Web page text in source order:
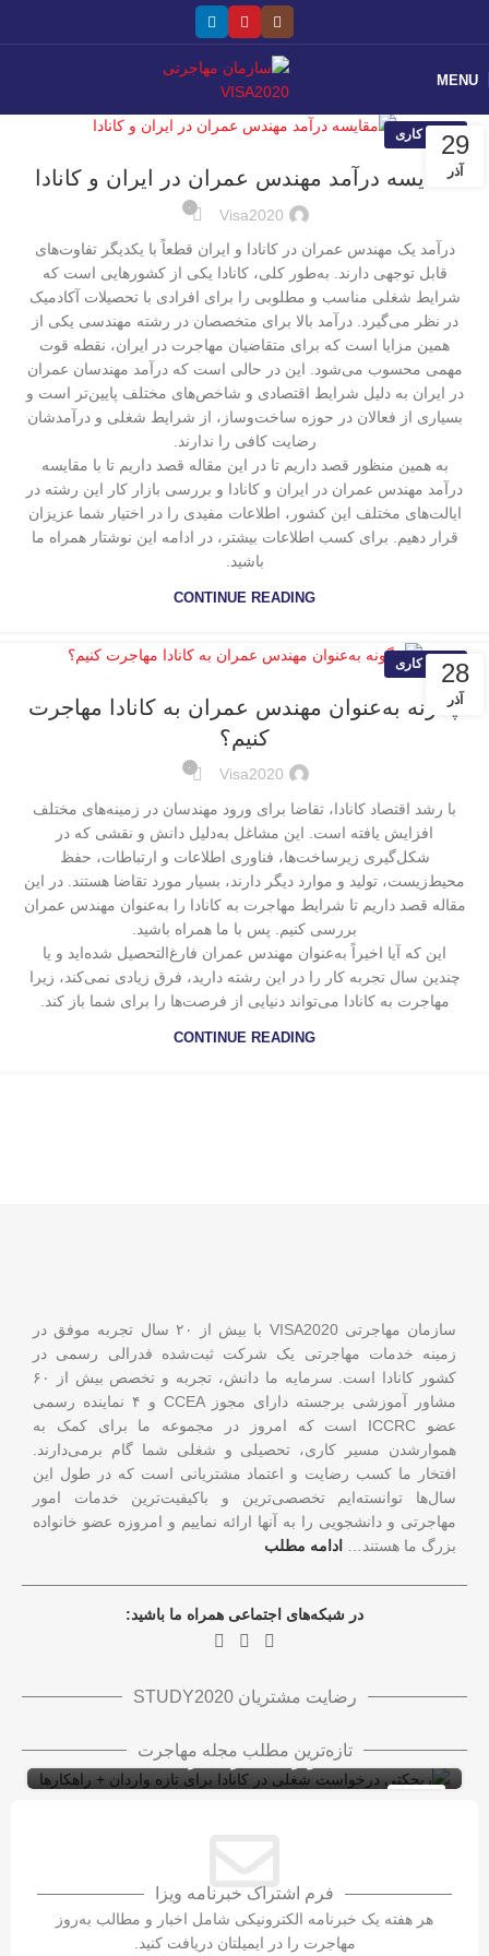
MENU
29
آذر
ویزای کاری
مقایسه درآمد مهندس عمران در ایران و کانادا
Visa2020 ۰
درآمد یک مهندس عمران در کانادا و ایران قطعاً با یکدیگر تفاوت‌های
قابل توجهی دارند. به‌طور کلی، کانادا یکی از کشورهایی است که
شرایط شغلی مناسب و مطلوبی را برای افرادی با تحصیلات آکادمیک
در نظر می‌گیرد. درآمد بالا برای متخصصان در رشته مهندسی یکی از
همین مزایا است که برای متقاضیان مهاجرت در ایران، نقطه قوت
مهمی محسوب می‌شود. این در حالی است که درآمد مهندسان عمران
در ایران به دلیل شرایط اقتصادی و شاخص‌های مختلف پایین‌تر است و
بسیاری از فعالان در حوزه ساخت‌وساز، از شرایط شغلی و درآمدشان
رضایت کافی را ندارند.
به همین منظور قصد داریم تا در این مقاله قصد داریم تا با مقایسه
درآمد مهندس عمران در ایران و کانادا و بررسی بازار کار این رشته در
ایالت‌های مختلف این کشور، اطلاعات مفیدی را در اختیار شما عزیزان
قرار دهیم. برای کسب اطلاعات بیشتر، در ادامه این نوشتار همراه ما
باشید.
CONTINUE READING
28
آذر
ویزای کاری
چگونه به‌عنوان مهندس عمران به کانادا مهاجرت
کنیم؟
Visa2020 ۰
با رشد اقتصاد کانادا، تقاضا برای ورود مهندسان در زمینه‌های مختلف
افزایش‌ یافته است. این مشاغل به‌دلیل دانش و نقشی که در
شکل‌گیری زیرساخت‌ها، فناوری اطلاعات و ارتباطات، حفظ
محیط‌زیست، تولید و موارد دیگر دارند، بسیار مورد تقاضا هستند. در این
مقاله قصد داریم تا شرایط مهاجرت به کانادا را به‌عنوان مهندس عمران
بررسی کنیم. پس با ما همراه باشید.
این که آیا اخیراً به‌عنوان مهندس عمران فارغ‌التحصیل شده‌اید و یا
چندین سال تجربه کار را در این رشته دارید، فرق زیادی نمی‌کند، زیرا
مهاجرت به کانادا می‌تواند دنیایی از فرصت‌ها را برای شما باز کند.
CONTINUE READING
سازمان مهاجرتی VISA2020 با بیش از ۲۰ سال تجربه موفق در
زمینه خدمات مهاجرتی یک شرکت ثبت‌شده فدرالی رسمی در
کشور کانادا است. سرمایه ما دانش، تجربه و تخصص بیش از ۶۰
مشاور آموزشی برجسته دارای مجوز CCEA و ۴ نماینده رسمی
عضو ICCRC است که امروز در مجموعه ما برای کمک به
هموارشدن مسیر کاری، تحصیلی و شغلی شما گام برمی‌دارند.
افتخار ما کسب رضایت و اعتماد مشتریانی است که در طول این
سال‌ها توانسته‌ایم تخصصی‌ترین و باکیفیت‌ترین خدمات امور
مهاجرتی و دانشجویی را به آنها ارائه نماییم و امروزه عضو خانواده
بزرگ ما هستند… ادامه مطلب
در شبکه‌های اجتماعی همراه ما باشید:
رضایت مشتریان STUDY2020
ویزای کار
ویزای کاری کانادا با LMIA
تازه‌ترین مطلب مجله مهاجرت
واردان + راهکارها
فرم اشتراک خبرنامه ویزا
هر هفته یک خبرنامه الکترونیکی شامل اخبار و مطالب به‌روز
مهاجرت را در ایمیلتان دریافت کنید.